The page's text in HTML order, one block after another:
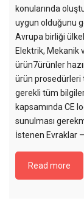
konularında
uygun olduğunu
Avrupa birliği
Elektrik, Mekanik
ürün7ürünler
ürün prosedürleri
gerekli tüm
kapsamında CE
sunulması
İstenen Evraklar
Read more